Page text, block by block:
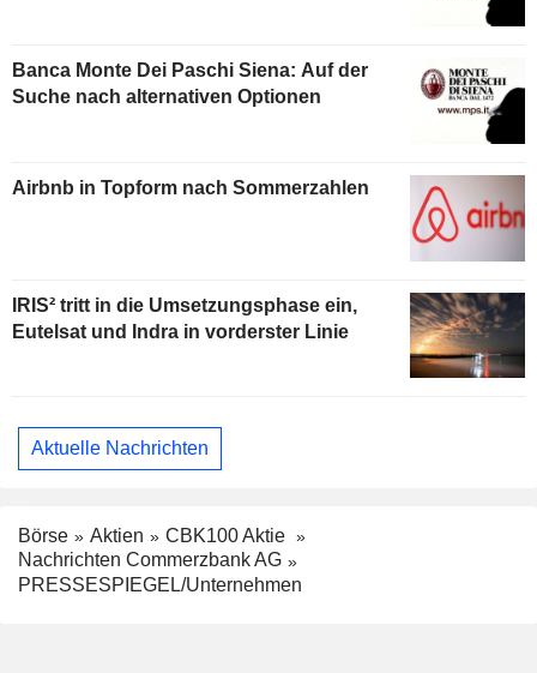
Banca Monte Dei Paschi Siena: Auf der
Suche nach alternativen Optionen
Airbnb in Topform nach Sommerzahlen
IRIS² tritt in die Umsetzungsphase ein,
Eutelsat und Indra in vorderster Linie
Aktuelle Nachrichten
Börse Aktien
CBK100 Aktie
Nachrichten Commerzbank AG
PRESSESPIEGEL/Unternehmen